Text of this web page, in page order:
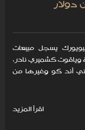
يسجل مبيعات
وياقوت كشميري نادر،
أند كو وغيرها من
اقرأ المزيد